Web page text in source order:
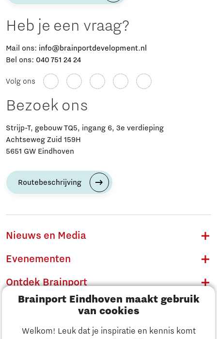
Brainport Eindhoven maakt gebruik
van cookies
Welkom! Leuk dat je inspiratie en kennis komt
Heb je een vraag?
Mail ons: info@brainportdevelopment.nl
Bel ons: 040 751 24 24
Volg ons
Bezoek ons
Strijp-T, gebouw TQ5, ingang 6, 3e verdieping
Achtseweg Zuid 159H
5651 GW Eindhoven
Routebeschrijving
Nieuws en Media
Evenementen
Ontdek Brainport
Innovatie
Ondernemen